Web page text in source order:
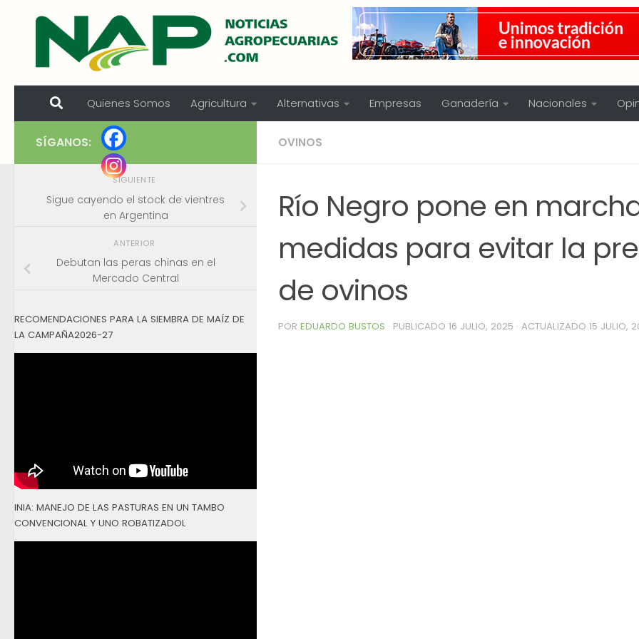
Skip to content
Quienes Somos Agricultura Alternativas Empresas Ganadería Nacionales
OVINOS
Río Negro pone en
medidas para evitar la
de ovinos
POR EDUARDO BUSTOS · PUBLICADO 16 JULIO, 2025 · ACTUALIZADO 15 JULIO,
SÍGANOS:
SIGUIENTE
Sigue cayendo el stock de vientres
en Argentina
ANTERIOR
Debutan las peras chinas en el
Mercado Central
RECOMENDACIONES PARA LA SIEMBRA DE MAÍZ DE
LA CAMPAÑA2026-27
INIA: MANEJO DE LAS PASTURAS EN UN TAMBO
CONVENCIONAL Y UNO ROBATIZADOL